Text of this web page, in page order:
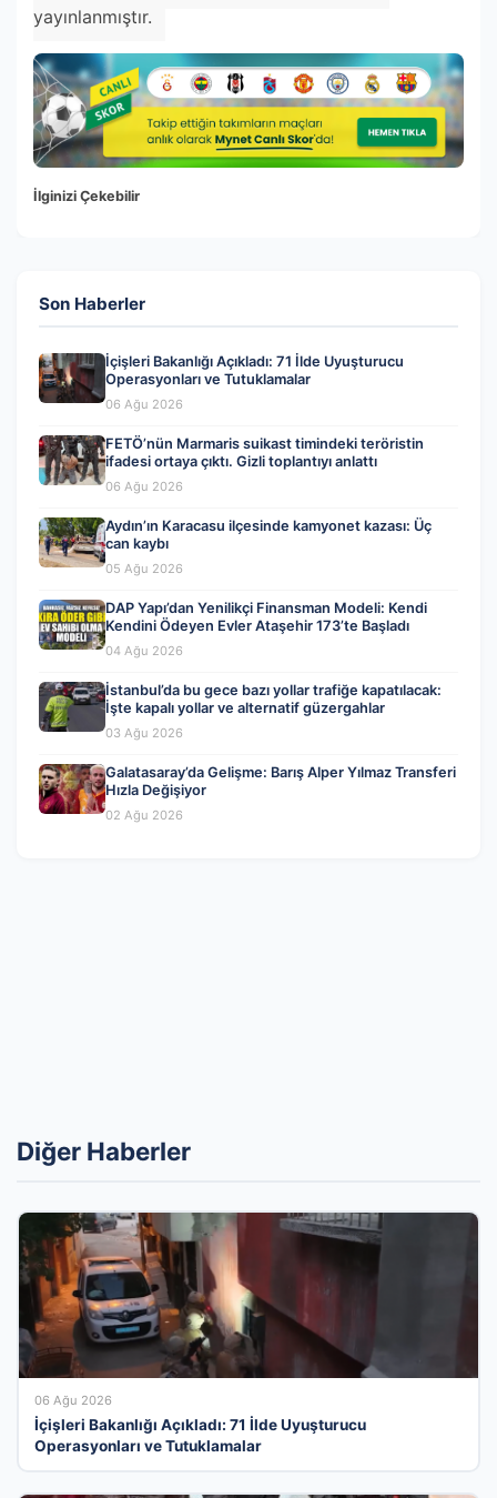
yayınlanmıştır.
İlginizi Çekebilir
Son Haberler
İçişleri Bakanlığı Açıkladı: 71 İlde Uyuşturucu
Operasyonları ve Tutuklamalar
06 Ağu 2026
FETÖ’nün Marmaris suikast timindeki teröristin
ifadesi ortaya çıktı. Gizli toplantıyı anlattı
06 Ağu 2026
Aydın’ın Karacasu ilçesinde kamyonet kazası: Üç
can kaybı
05 Ağu 2026
DAP Yapı’dan Yenilikçi Finansman Modeli: Kendi
Kendini Ödeyen Evler Ataşehir 173’te Başladı
04 Ağu 2026
İstanbul’da bu gece bazı yollar trafiğe kapatılacak:
İşte kapalı yollar ve alternatif güzergahlar
03 Ağu 2026
Galatasaray’da Gelişme: Barış Alper Yılmaz Transferi
Hızla Değişiyor
02 Ağu 2026
Diğer Haberler
06 Ağu 2026
İçişleri Bakanlığı Açıkladı: 71 İlde Uyuşturucu
Operasyonları ve Tutuklamalar